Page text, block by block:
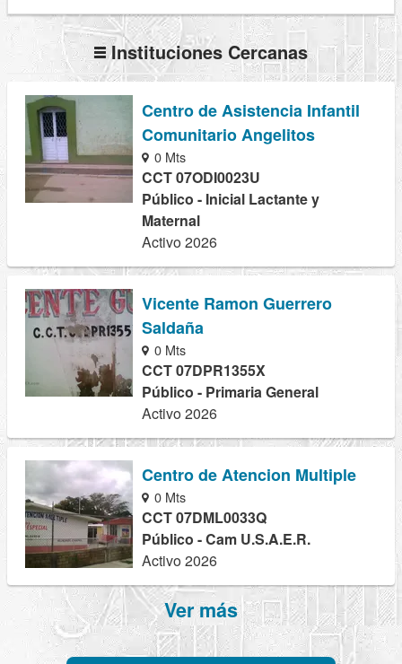
Instituciones Cercanas
Centro de Asistencia Infantil
Comunitario Angelitos
0 Mts
CCT 07ODI0023U
Público - Inicial Lactante y
Maternal
Activo 2026
Vicente Ramon Guerrero
Saldaña
0 Mts
CCT 07DPR1355X
Público - Primaria General
Activo 2026
Centro de Atencion Multiple
0 Mts
CCT 07DML0033Q
Público - Cam U.S.A.E.R.
Activo 2026
Ver más